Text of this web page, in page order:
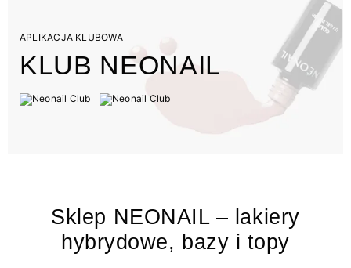
APLIKACJA KLUBOWA
KLUB NEONAIL
Sklep NEONAIL – lakiery
hybrydowe, bazy i topy